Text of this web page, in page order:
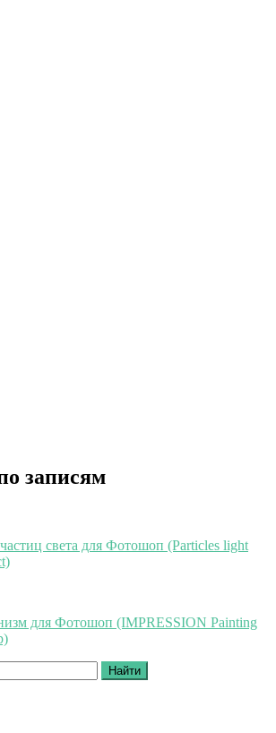
записям
света для Фотошоп (Particles light
для Фотошоп (IMPRESSION Painting
Найти